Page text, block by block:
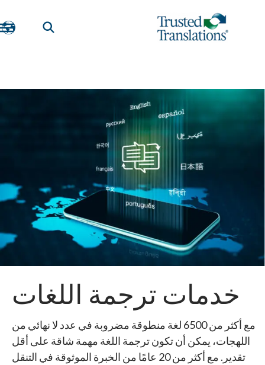
خدمات ترجمة اللغات
مع أكثر من 6500 لغة منطوقة مضروبة في عدد لا نهائي من
اللهجات، يمكن أن تكون ترجمة اللغة مهمة شاقة على أقل
تقدير. مع أكثر من 20 عامًا من الخبرة الموثوقة في التنقل